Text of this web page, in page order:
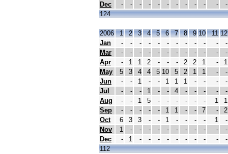
Dec
- - - - - - - - - - -
-
124
2006 1 2 3 4 5 6 7 8 9 10 11 12
Jan
- - - - - - - - - - -
-
Mar
- - - - - - - - - - -
-
Apr
- 1 1 2 - - - 2 2 1 -
1
May
5 3 4 4 5 10 5 2 1 1 -
-
Jun
- - 1 - - 1 1 1 - - -
-
Jul
- - - 1 - - 4 - - - -
-
Aug
- - 1 5 - - - - - - 1
1
Sep
- - - - - 1 1 - - 7 -
2
Oct
6 3 3 - - 1 - - - - 1
-
Nov
1 - - - - - - - - - -
-
Dec
- 1 - - - - - - - - -
-
112